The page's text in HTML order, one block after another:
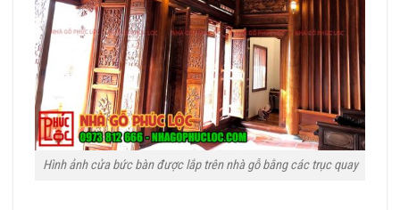
Hình ảnh cửa bức bàn được lắp trên nhà gỗ bằng các trục quay